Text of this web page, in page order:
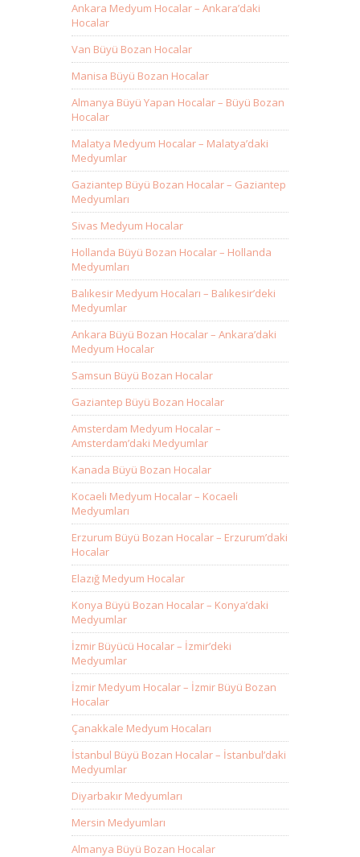
Ankara Medyum Hocalar – Ankara’daki
Hocalar
Van Büyü Bozan Hocalar
Manisa Büyü Bozan Hocalar
Almanya Büyü Yapan Hocalar – Büyü Bozan
Hocalar
Malatya Medyum Hocalar – Malatya’daki
Medyumlar
Gaziantep Büyü Bozan Hocalar – Gaziantep
Medyumları
Sivas Medyum Hocalar
Hollanda Büyü Bozan Hocalar – Hollanda
Medyumları
Balıkesir Medyum Hocaları – Balıkesir’deki
Medyumlar
Ankara Büyü Bozan Hocalar – Ankara’daki
Medyum Hocalar
Samsun Büyü Bozan Hocalar
Gaziantep Büyü Bozan Hocalar
Amsterdam Medyum Hocalar –
Amsterdam’daki Medyumlar
Kanada Büyü Bozan Hocalar
Kocaeli Medyum Hocalar – Kocaeli
Medyumları
Erzurum Büyü Bozan Hocalar – Erzurum’daki
Hocalar
Elazığ Medyum Hocalar
Konya Büyü Bozan Hocalar – Konya’daki
Medyumlar
İzmir Büyücü Hocalar – İzmir’deki
Medyumlar
İzmir Medyum Hocalar – İzmir Büyü Bozan
Hocalar
Çanakkale Medyum Hocaları
İstanbul Büyü Bozan Hocalar – İstanbul’daki
Medyumlar
Diyarbakır Medyumları
Mersin Medyumları
Almanya Büyü Bozan Hocalar